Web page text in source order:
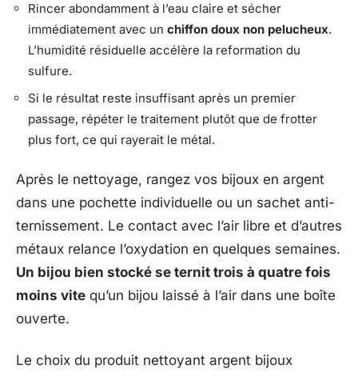
Rincer abondamment à l’eau claire et sécher
immédiatement avec un chiffon doux non pelucheux.
L’humidité résiduelle accélère la reformation du
sulfure.
Si le résultat reste insuffisant après un premier
passage, répéter le traitement plutôt que de frotter
plus fort, ce qui rayerait le métal.
Après le nettoyage, rangez vos bijoux en argent
dans une pochette individuelle ou un sachet anti-
ternissement. Le contact avec l’air libre et d’autres
métaux relance l’oxydation en quelques semaines.
Un bijou bien stocké se ternit trois à quatre fois
moins vite qu’un bijou laissé à l’air dans une boîte
ouverte.
Le choix du produit nettoyant argent bijoux